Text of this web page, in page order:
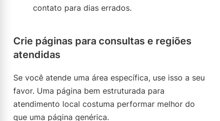
contato para dias errados.
Crie páginas para consultas e regiões
atendidas
Se você atende uma área específica, use isso a seu
favor. Uma página bem estruturada para
atendimento local costuma performar melhor do
que uma página genérica.